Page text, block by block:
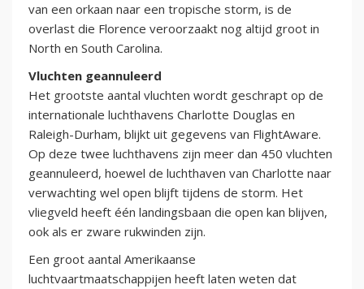
van een orkaan naar een tropische storm, is de
overlast die Florence veroorzaakt nog altijd groot in
North en South Carolina.
Vluchten geannuleerd
Het grootste aantal vluchten wordt geschrapt op de
internationale luchthavens Charlotte Douglas en
Raleigh-Durham, blijkt uit gegevens van FlightAware.
Op deze twee luchthavens zijn meer dan 450 vluchten
geannuleerd, hoewel de luchthaven van Charlotte naar
verwachting wel open blijft tijdens de storm. Het
vliegveld heeft één landingsbaan die open kan blijven,
ook als er zware rukwinden zijn.
Een groot aantal Amerikaanse
luchtvaartmaatschappijen heeft laten weten dat